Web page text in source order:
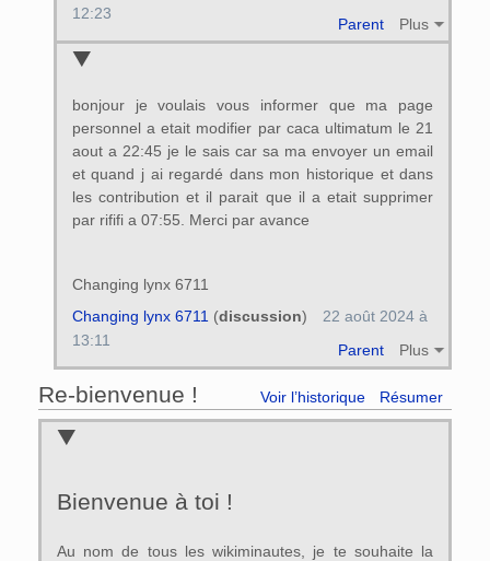
Parent Plus
12:23
bonjour je voulais vous informer que ma page
personnel a etait modifier par caca ultimatum le 21
aout a 22:45 je le sais car sa ma envoyer un email
et quand j ai regardé dans mon historique et dans
les contribution et il parait que il a etait supprimer
par rififi a 07:55. Merci par avance
Changing lynx 6711
Parent Plus
Changing lynx 6711 (discussion)
22 août 2024 à
13:11
Re-bienvenue ! Voir l’historique Résumer
Bienvenue à toi !
Au nom de tous les wikiminautes, je te souhaite la